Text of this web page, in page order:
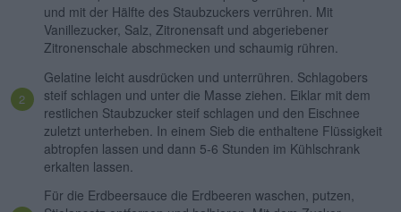
und mit der Hälfte des Staubzuckers verrühren. Mit
Vanillezucker, Salz, Zitronensaft und abgeriebener
Zitronenschale abschmecken und schaumig rühren.
Gelatine leicht ausdrücken und unterrühren. Schlagobers
steif schlagen und unter die Masse ziehen. Eiklar mit dem
restlichen Staubzucker steif schlagen und den Eischnee
zuletzt unterheben. In einem Sieb die enthaltene Flüssigkeit
abtropfen lassen und dann 5-6 Stunden im Kühlschrank
erkalten lassen.
Für die Erdbeersauce die Erdbeeren waschen, putzen,